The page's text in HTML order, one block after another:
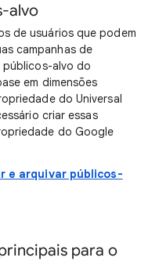
alvo
de usuários que podem
campanhas de
públicos-alvo do
em dimensões
do Universal
criar essas
do Google
e arquivar públicos-
para o